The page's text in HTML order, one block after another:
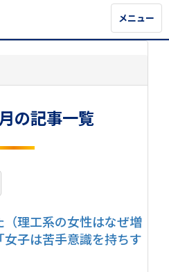
メニュー
メニュー
の記事一覧
理工系の女性はなぜ増
子は苦手意識を持ちす